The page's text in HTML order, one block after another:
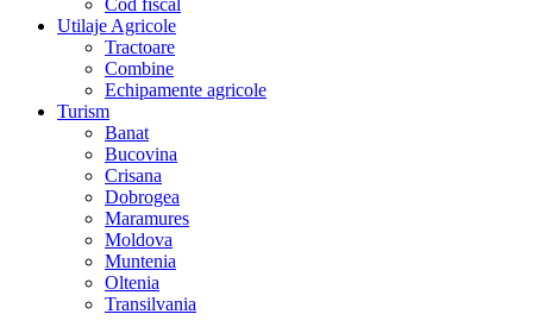
Cod fiscal
Utilaje Agricole
Tractoare
Combine
Echipamente agricole
Turism
Banat
Bucovina
Crisana
Dobrogea
Maramures
Moldova
Muntenia
Oltenia
Transilvania